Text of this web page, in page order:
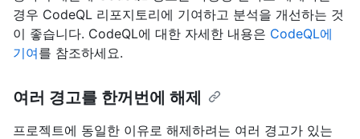
경우 CodeQL 리포지토리에 기여하고 분석을 개선하는 것
이 좋습니다. CodeQL에 대한 자세한 내용은 CodeQL에
기여를 참조하세요.
여러 경고를 한꺼번에 해제
프로젝트에 동일한 이유로 해제하려는 여러 경고가 있는